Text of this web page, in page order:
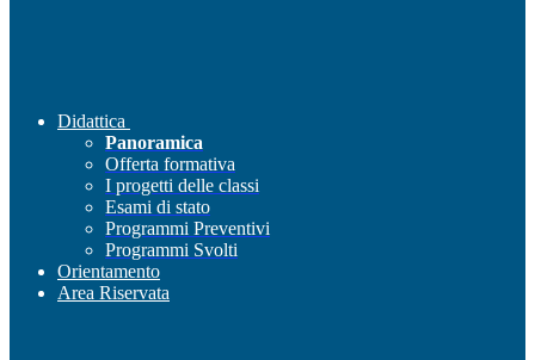
Didattica
Panoramica
Offerta formativa
I progetti delle classi
Esami di stato
Programmi Preventivi
Programmi Svolti
Orientamento
Area Riservata